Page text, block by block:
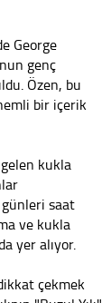
George
genç
Özen, bu
bir içerik
kukla
günleri saat
ve kukla
yer alıyor.
çekmek